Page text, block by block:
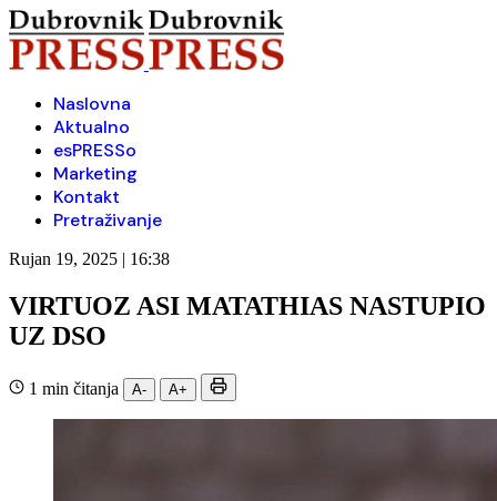
Naslovna
Aktualno
esPRESSo
Marketing
Kontakt
Pretraživanje
Rujan 19, 2025 | 16:38
VIRTUOZ ASI MATATHIAS NASTUPIO
UZ DSO
1 min čitanja A- A+